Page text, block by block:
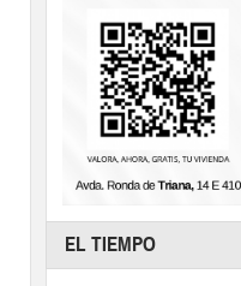
EL TIEMPO